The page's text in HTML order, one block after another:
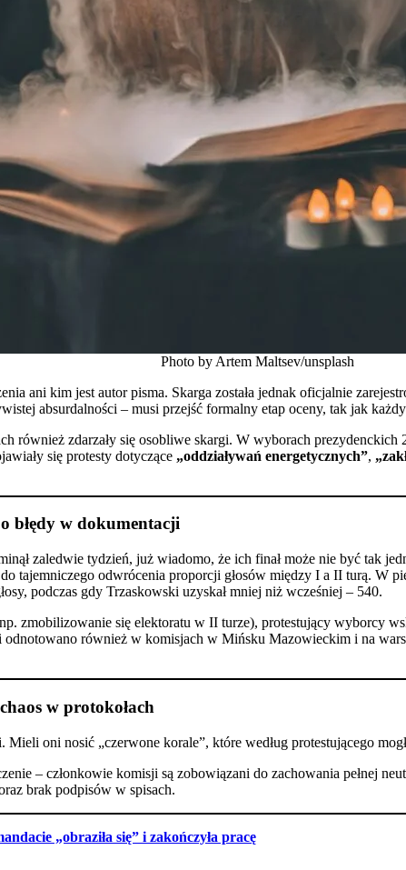
Photo by Artem Maltsev/unsplash
ani kim jest autor pisma. Skarga została jednak oficjalnie
absurdalności – musi przejść formalny etap oceny, tak jak
również zdarzały się osobliwe skargi. W wyborach prezydenckich
się protesty dotyczące „oddziaływań energetycznych”,
błędy w dokumentacji
zaledwie tydzień, już wiadomo, że ich finał może nie być tak
tajemniczego odwrócenia proporcji głosów między I a II turą. W
podczas gdy Trzaskowski uzyskał mniej niż wcześniej – 540.
zmobilizowanie się elektoratu w II turze), protestujący wyborcy
również w komisjach w Mińsku Mazowieckim i na
w protokołach
Mieli oni nosić „czerwone korale”, które według protestującego
– członkowie komisji są zobowiązani do zachowania pełnej
brak podpisów w spisach.
„obraziła się” i zakończyła pracę